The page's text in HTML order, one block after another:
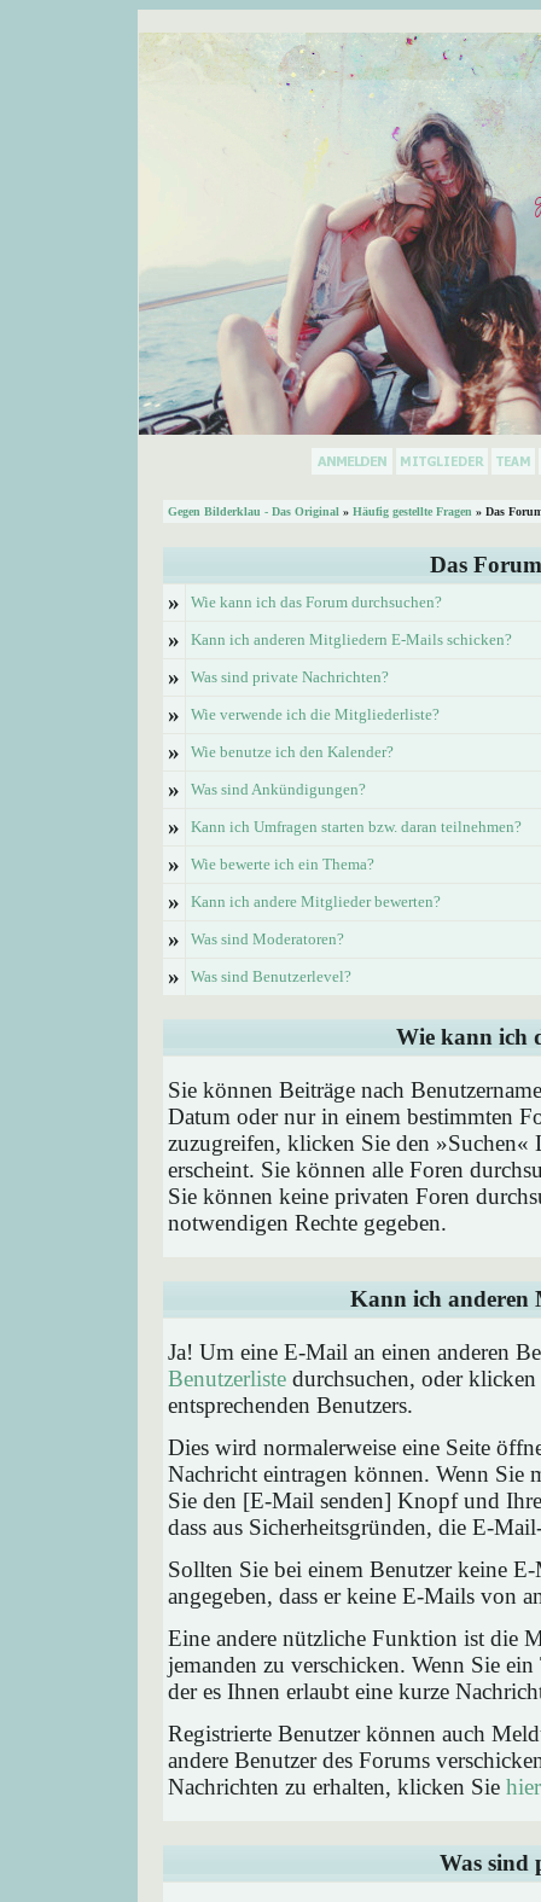
Gegen Bilderklau - Das Original » Häufig gestellte Fragen » Das
Das
»
Wie kann ich das Forum durchsuchen?
» Kann ich anderen Mitgliedern E-Mails schicken?
» Was sind private Nachrichten?
» Wie verwende ich die Mitgliederliste?
» Wie benutze ich den Kalender?
» Was sind Ankündigungen?
» Kann ich Umfragen starten bzw. daran teilnehmen?
» Wie bewerte ich ein Thema?
» Kann ich andere Mitglieder bewerten?
» Was sind Moderatoren?
» Was sind Benutzerlevel?
Wie kann ich
Sie können Beiträge nach
Datum oder nur in einem bestimmten
zuzugreifen, klicken Sie den »Suchen«
erscheint. Sie können alle Foren
Sie können keine privaten Foren
notwendigen Rechte gegeben.
Kann ich anderen
Ja! Um eine E-Mail an einen anderen
Benutzerliste durchsuchen, oder
entsprechenden Benutzers.
Dies wird normalerweise eine Seite
Nachricht eintragen können. Wenn
Sie den [E-Mail senden] Knopf und
dass aus Sicherheitsgründen, die E-
Sollten Sie bei einem Benutzer keine
angegeben, dass er keine E-Mails von
Eine andere nützliche Funktion ist die
jemanden zu verschicken. Wenn Sie
der es Ihnen erlaubt eine kurze
Registrierte Benutzer können auch
andere Benutzer des Forums
Nachrichten zu erhalten, klicken Sie hier
Was sind